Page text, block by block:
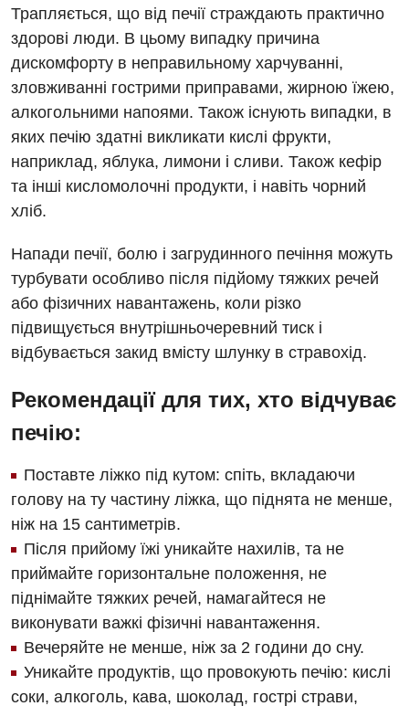
Кардіологія
Мамологія
Медична психологія
Неврологія
Онкологічне відділлення
Оториноларингологія
Проктологія
Пульмонологія
Ревматологія
Травматологія і ортопедія
Фізіотерапія
Хірургічне відділення
Для дітей
Дитяча алергологія
Дитяча гастроентерологія
Дитяча гінекологія
Трапляється, що від печії страждають практично
здорові люди. В цьому випадку причина
дискомфорту в неправильному харчуванні,
зловживанні гострими приправами, жирною їжею,
алкогольними напоями. Також існують випадки, в
яких печію здатні викликати кислі фрукти,
наприклад, яблука, лимони і сливи. Також кефір
та інші кисломолочні продукти, і навіть чорний
хліб.
Напади печії, болю і загрудинного печіння можуть
турбувати особливо після підйому тяжких речей
або фізичних навантажень, коли різко
підвищується внутрішньочеревний тиск і
відбувається закид вмісту шлунку в стравохід.
Рекомендації для тих, хто відчуває
печію:
Поставте ліжко під кутом: спіть, вкладаючи
голову на ту частину ліжка, що піднята не менше,
ніж на 15 сантиметрів.
Після прийому їжі уникайте нахилів, та не
приймайте горизонтальне положення, не
піднімайте тяжких речей, намагайтеся не
виконувати важкі фізичні навантаження.
Вечеряйте не менше, ніж за 2 години до сну.
Уникайте продуктів, що провокують печію: кислі
соки, алкоголь, кава, шоколад, гострі страви,